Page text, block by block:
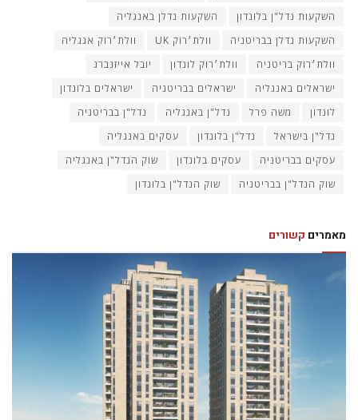
השקעות נדל"ן בלונדון
השקעות נדלן באנגליה
השקעות נדלן בבריטניה
וולת׳רוק UK
וולת׳רוק אנגליה
וולת׳רוק בריטניה
וולת׳רוק לונדון
יובל אייזנברג
ישראלים באנגליה
ישראלים בבריטניה
ישראלים בלונדון
לונדון
משה פרל נדל"ן באנגליה
נדל"ן בבריטניה
נדל"ן בישראל
נדל"ן בלונדון
עסקים באנגליה
עסקים בבריטניה
עסקים בלונדון
שוק הנדל"ן באנגליה
שוק הנדל"ן בבריטניה
שוק הנדל"ן בלונדון
מאמרים קשורים